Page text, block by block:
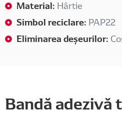
Material:Hârtie
Simbol reciclare:PAP22
Eliminarea deșeurilor:
Bandă adezivă